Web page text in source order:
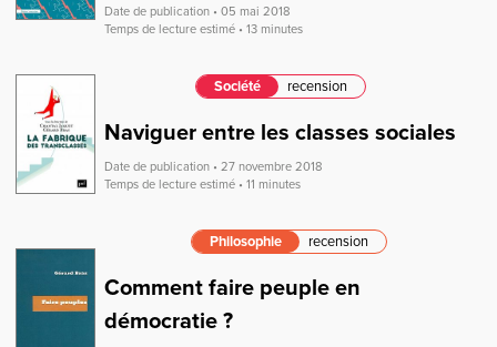
Date de publication • 05 mai 2018
Temps de lecture estimé • 13 minutes
Société recension
Naviguer entre les classes sociales
Date de publication • 27 novembre 2018
Temps de lecture estimé • 11 minutes
Philosophie recension
Comment faire peuple en
démocratie ?